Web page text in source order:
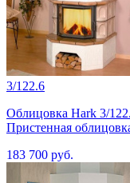
3/122.6
Облицовка Hark 3/
Пристенная
183 700 руб.